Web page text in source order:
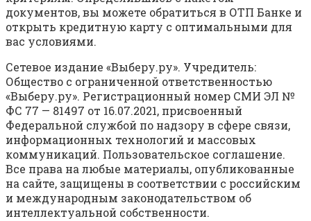
документов, вы можете обратиться в ОТП Банке и
открыть кредитную карту с оптимальными для
вас условиями.
Сетевое издание «Выберу.ру». Учредитель:
Общество с ограниченной ответственностью
«Выберу.ру». Регистрационный номер СМИ ЭЛ №
ФС 77 — 81497 от 16.07.2021, присвоенный
Федеральной службой по надзору в сфере связи,
информационных технологий и массовых
коммуникаций. Пользовательское соглашение.
Все права на любые материалы, опубликованные
на сайте, защищены в соответствии с российским
и международным законодательством об
интеллектуальной собственности.